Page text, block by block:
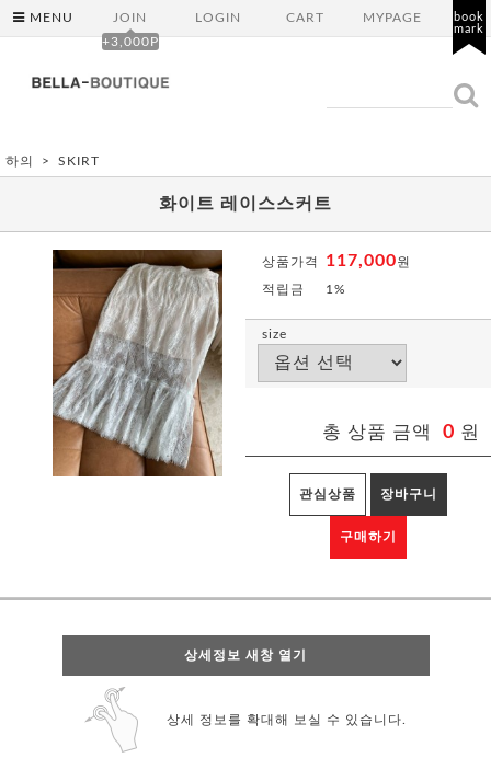
MENU
JOIN
+3,000P
LOGIN CART MYPAGE
book
mark
하의 SKIRT
화이트 레이스스커트
상품가격 117,000원
적립금 1%
size
총 상품 금액 0 원
관심상품 장바구니
구매하기
상세정보 새창 열기
상세 정보를 확대해 보실 수 있습니다.